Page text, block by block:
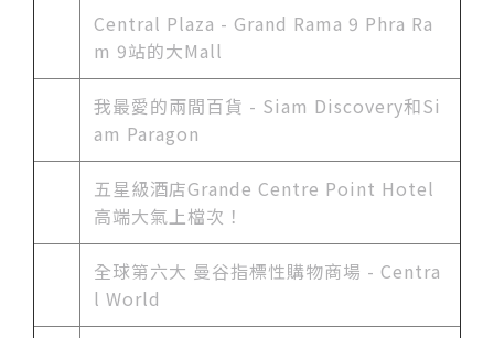
Central Plaza - Grand Rama 9 Phra Ra
m 9站的大Mall
我最愛的兩間百貨 - Siam Discovery和Si
am Paragon
五星級酒店Grande Centre Point Hotel
高端大氣上檔次！
全球第六大 曼谷指標性購物商場 - Centra
l World